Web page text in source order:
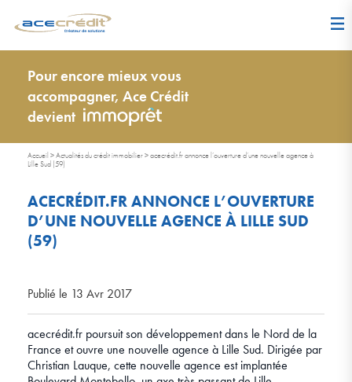
Pour encore mieux vous
accompagner, Ace Crédit
devient
Accueil >Actualités du crédit immobilier>acecrédit.fr annonce l’ouverture d’une nouvelle agence à
Lille Sud (59)
ACECRÉDIT.FR ANNONCE L’OUVERTURE
D’UNE NOUVELLE AGENCE À LILLE SUD
(59)
Publié le 13 Avr 2017
acecrédit.fr poursuit son développement dans le Nord de la
France et ouvre une nouvelle agence à Lille Sud. Dirigée par
Christian Lauque, cette nouvelle agence est implantée